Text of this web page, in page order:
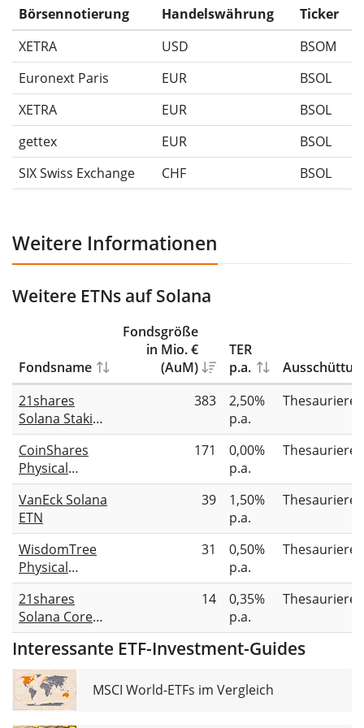
Ausschüttungen (falls vorhanden).
Börsennotierung Handelswährung
Ticker
XETRA
USD
BSOM
Euronext Paris
EUR
BSOL
XETRA
EUR
BSOL
gettex
EUR
BSOL
SIX Swiss Exchange
CHF BSOL
Weitere Informationen
Weitere ETNs auf Solana
Fondsname
Fondsgröße
in Mio. €
(AuM)
TER
p.a.
21shares
Solana Staking
ETP
383
2,50%
p.a.
CoinShares
Physical
Staked Solana
171
0,00%
p.a.
VanEck Solana
ETN
39
1,50%
p.a.
WisdomTree
Physical
Solana
31
0,50%
p.a.
21shares
Solana Core
Staking ETP
14
0,35%
p.a.
Interessante ETF-Investment-Guides
MSCI World-ETFs im Vergleich